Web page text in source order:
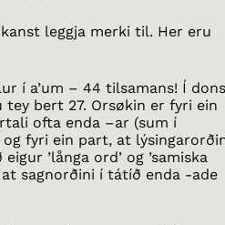
leggja merki til. Her eru
í a’um – 44 tilsamans! Í
bert 27. Orsøkin er fyri ein
ofta enda –ar (sum í
og fyri ein part, at
’långa ord’ og ’samiska
sagnorðini í tátíð enda -ade